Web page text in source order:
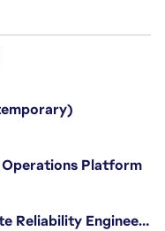
Operations Platform
Technical Program Manager - Site Reliability Engineering (SRE)